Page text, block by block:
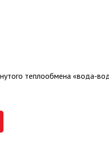
теплообмена «вода-